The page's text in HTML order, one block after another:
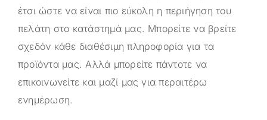
έτσι ώστε να είναι πιο εύκολη η περιήγηση του
πελάτη στο κατάστημά μας. Μπορείτε να βρείτε
σχεδόν κάθε διαθέσιμη πληροφορία για τα
προϊόντα μας. Αλλά μπορείτε πάντοτε να
επικοινωνείτε και μαζί μας για περαιτέρω
ενημέρωση.